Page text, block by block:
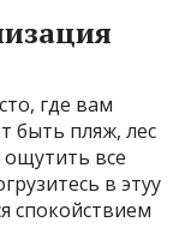
где вам
быть пляж, лес
все
в этуу
спокойствием